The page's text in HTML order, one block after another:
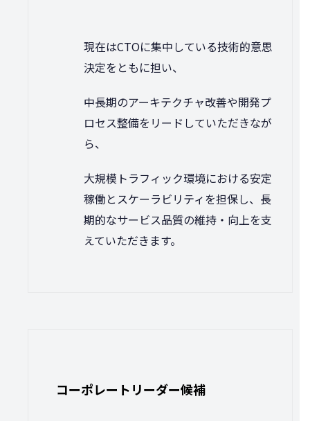
現在はCTOに集中している技術的意思
決定をともに担い、
中長期のアーキテクチャ改善や開発プ
ロセス整備をリードしていただきなが
ら、
大規模トラフィック環境における安定
稼働とスケーラビリティを担保し、長
期的なサービス品質の維持・向上を支
えていただきます。
コーポレートリーダー候補